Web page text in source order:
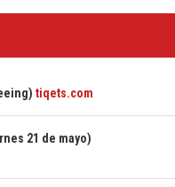
tiqets.com
21 de mayo)